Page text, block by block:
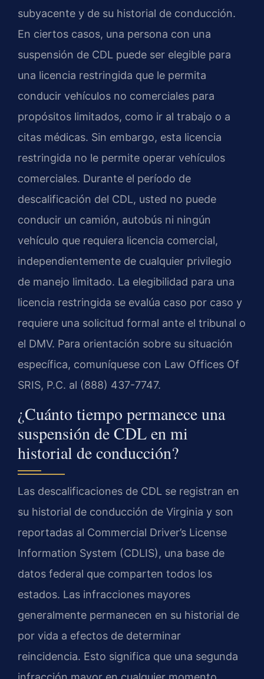
subyacente y de su historial de conducción.
En ciertos casos, una persona con una
suspensión de CDL puede ser elegible para
una licencia restringida que le permita
conducir vehículos no comerciales para
propósitos limitados, como ir al trabajo o a
citas médicas. Sin embargo, esta licencia
restringida no le permite operar vehículos
comerciales. Durante el período de
descalificación del CDL, usted no puede
conducir un camión, autobús ni ningún
vehículo que requiera licencia comercial,
independientemente de cualquier privilegio
de manejo limitado. La elegibilidad para una
licencia restringida se evalúa caso por caso y
requiere una solicitud formal ante el tribunal o
el DMV. Para orientación sobre su situación
específica, comuníquese con Law Offices Of
SRIS, P.C. al (888) 437-7747.
¿Cuánto tiempo permanece una
suspensión de CDL en mi
historial de conducción?
Las descalificaciones de CDL se registran en
su historial de conducción de Virginia y son
reportadas al Commercial Driver’s License
Information System (CDLIS), una base de
datos federal que comparten todos los
estados. Las infracciones mayores
generalmente permanecen en su historial de
por vida a efectos de determinar
reincidencia. Esto significa que una segunda